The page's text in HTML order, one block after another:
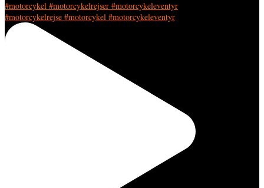
#motorcykelrejse #motorcykel #motorcykeleventyr